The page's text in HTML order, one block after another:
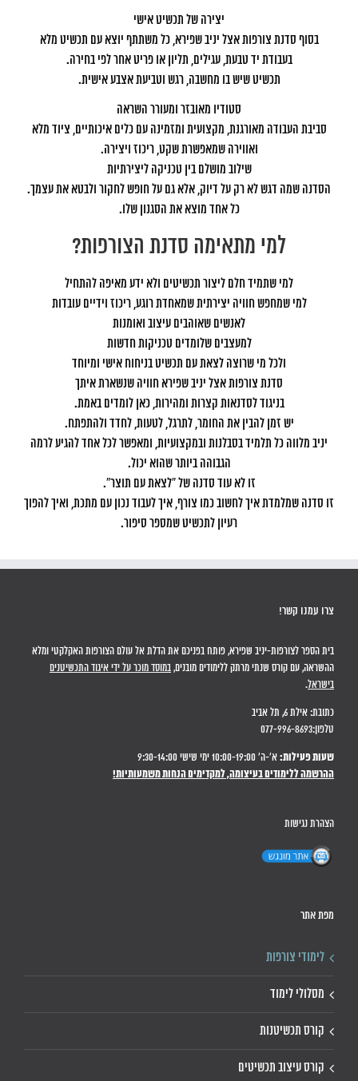
יצירה של תכשיט אישי
בסוף סדנת צורפות אצל יניב שפירא, כל משתתף יוצא עם תכשיט מלא
בעבודת יד טבעת, עגילים, תליון או פריט אחר לפי בחירה.
תכשיט שיש בו מחשבה, רגש וטביעת אצבע אישית.
סטודיו מאובזר ומעורר השראה
סביבת העבודה מאורגנת, מקצועית ומזמינה עם כלים איכותיים, ציוד מלא
ואווירה שמאפשרת שקט, ריכוז ויצירה.
שילוב מושלם בין טכניקה ליצירתיות
הסדנה שמה דגש לא רק על דיוק, אלא גם על חופש לחקור ולבטא את עצמך.
כל אחד מוצא את הסגנון שלו.
למי מתאימה סדנת הצורפות?
למי שתמיד חלם ליצור תכשיטים ולא ידע מאיפה להתחיל
למי שמחפש חוויה יצירתית שמאחדת רוגע, ריכוז וידיים עובדות
לאנשים שאוהבים עיצוב ואומנות
למעצבים שלומדים טכניקות חדשות
ולכל מי שרוצה לצאת עם תכשיט בניחוח אישי ומיוחד
סדנת צורפות אצל יניב שפירא חוויה שנשארת איתך
בניגוד לסדנאות קצרות ומהירות, כאן לומדים באמת.
יש זמן להבין את החומר, לתרגל, לטעות, לחדד ולהתפתח.
יניב מלווה כל תלמיד בסבלנות ובמקצועיות, ומאפשר לכל אחד להגיע לרמה
הגבוהה ביותר שהוא יכול.
זו לא עוד סדנה של “לצאת עם תוצר”.
זו סדנה שמלמדת איך לחשוב כמו צורף, איך לעבוד נכון עם מתכת, ואיך להפוך
רעיון לתכשיט שמספר סיפור.
צרו עמנו קשר!
בית הספר לצורפות-יניב שפירא, פותח בפניכם את הדלת אל עולם הצורפות האקלקטי ומלא
ההשראה, עם קורס שנתי מרתק ללימודים מובנים, במוסד מוכר על ידי איגוד התכשיטנים
בישראל.
כתובת: אילת 6, תל אביב
טלפון:077-996-8693
שעות פעילות: א'-ה' 10:00-19:00 ימי שישי 9:30-14:00
ההרשמה ללימודים בעיצומה, למקדימים הנחות משמעותיות!
הצהרת נגישות
מפת אתר
לימודי צורפות
מסלולי לימוד
קורס תכשיטנות
קורס עיצוב תכשיטים